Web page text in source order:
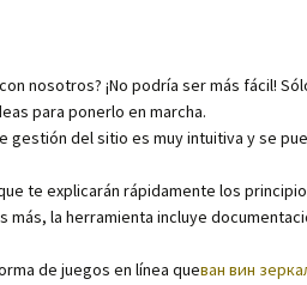
nosotros? ¡No podría ser más fácil!
para ponerlo en marcha.
gestión del sitio es muy intuitiva y se
te explicarán rápidamente los
más, la herramienta incluye
de juegos en línea queван вин